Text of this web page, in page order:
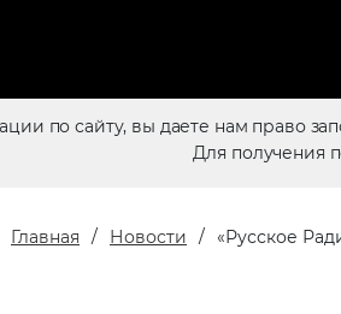
по сайту, вы даете нам право
Для получения
любимой
радио
Главная Новости «Русское